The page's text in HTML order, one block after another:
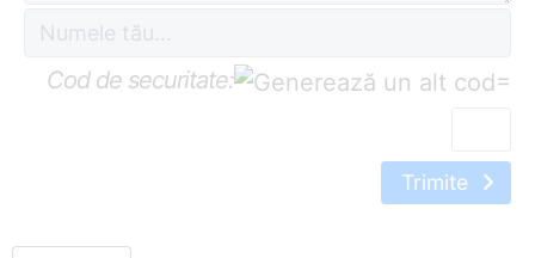
Cod de securitate: =
Trimite